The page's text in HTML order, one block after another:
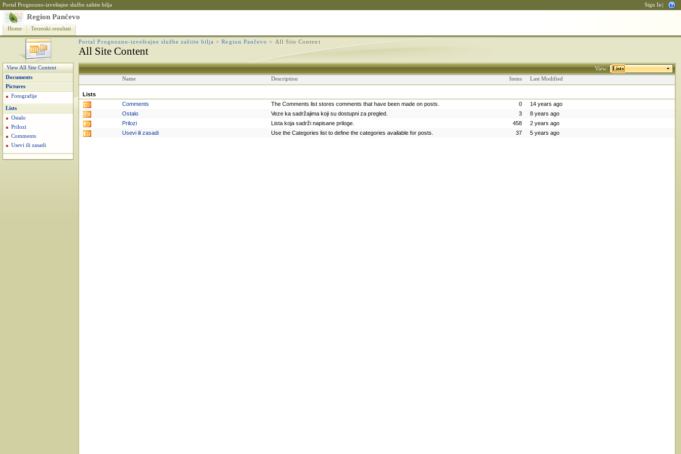
Portal Prognozno-izveštajne službe zaštite bilja Sign In
Region Pančevo
Home Terenski rezultati
Portal Prognozno-izveštajne službe zaštite bilja >Region Pančevo > All Site Content
All Site Content
View All Site Content
Documents
Pictures
Fotografije
Lists
Ostalo
Prilozi
Comments
Usevi ili zasadi
View: Lists
Name
Description Items Last Modified
Lists
Comments
The Comments list stores comments that have been made on posts. 0
14 years ago
Ostalo
Veze ka sadržajima koji su dostupni za pregled. 3
8 years ago
Prilozi
Lista koja sadrži napisane priloge. 458
2 years ago
Usevi ili zasadi
Use the Categories list to define the categories available for posts. 37 5 years ago